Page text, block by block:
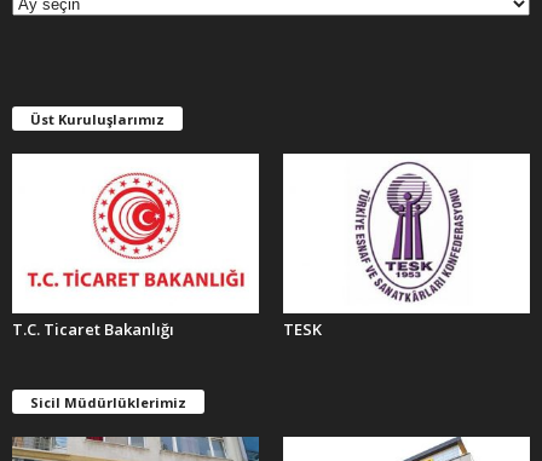
E
R
Üst Kuruluşlarımız
T.C. Ticaret Bakanlığı TESK
Sicil Müdürlüklerimiz